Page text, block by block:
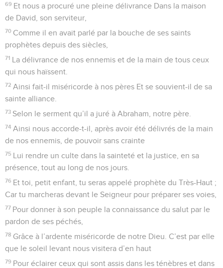
69 Et nous a procuré une pleine délivrance Dans la maison
de David, son serviteur,
70 Comme il en avait parlé par la bouche de ses saints
prophètes depuis des siècles,
71 La délivrance de nos ennemis et de la main de tous ceux
qui nous haïssent.
72 Ainsi fait-il miséricorde à nos pères Et se souvient-il de sa
sainte alliance.
73 Selon le serment qu’il a juré à Abraham, notre père.
74 Ainsi nous accorde-t-il, après avoir été délivrés de la main
de nos ennemis, de pouvoir sans crainte
75 Lui rendre un culte dans la sainteté et la justice, en sa
présence, tout au long de nos jours.
76 Et toi, petit enfant, tu seras appelé prophète du Très-Haut ;
Car tu marcheras devant le Seigneur pour préparer ses voies,
77 Pour donner à son peuple la connaissance du salut par le
pardon de ses péchés,
78 Grâce à l’ardente miséricorde de notre Dieu. C’est par elle
que le soleil levant nous visitera d’en haut
79 Pour éclairer ceux qui sont assis dans les ténèbres et dans